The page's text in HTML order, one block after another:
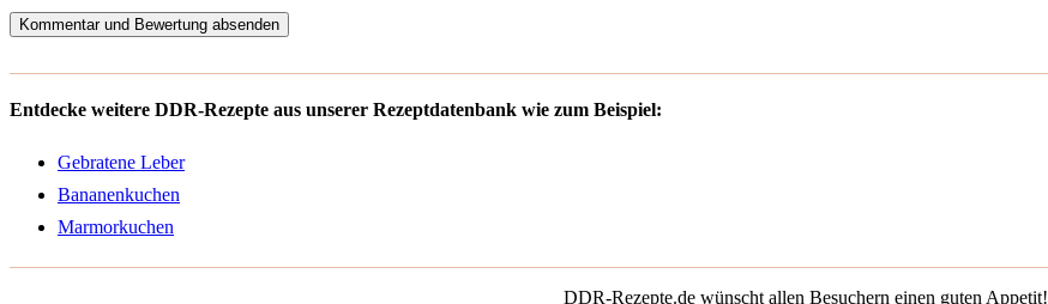
Entdecke weitere DDR-Rezepte aus unserer Rezeptdatenbank wie zum Beispiel:
Gebratene Leber
Bananenkuchen
Marmorkuchen
DDR-Rezepte.de wünscht allen Besuchern einen guten Appetit!